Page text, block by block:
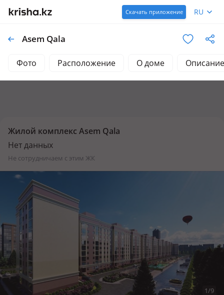
Скачать приложение RU
Asem Qala
Фото Расположение О доме Описание
Жилой комплекс Asem Qala
Нет данных
не сотрудничаем с этим ЖК
1/9